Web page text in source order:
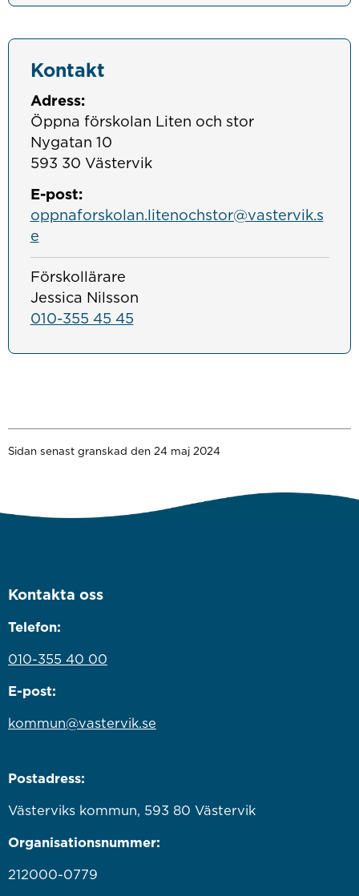
Kontakt
Adress:
Öppna förskolan Liten och stor
Nygatan 10
593 30 Västervik
E-post:
oppnaforskolan.litenochstor@vastervik.s
e
Förskollärare
Jessica Nilsson
010-355 45 45
Sidan senast granskad den 24 maj 2024
Kontakta oss
Telefon:
010-355 40 00
E-post:
kommun@vastervik.se
Postadress:
Västerviks kommun, 593 80 Västervik
Organisationsnummer:
212000-0779